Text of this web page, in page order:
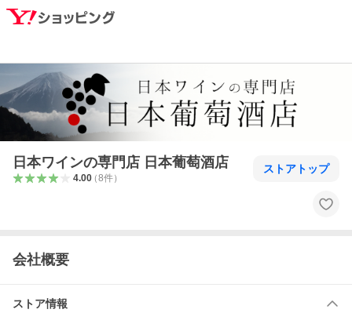
日本ワインの専門店 日本葡萄酒店
4.00（8件）
ストアトップ
会社概要
ストア情報